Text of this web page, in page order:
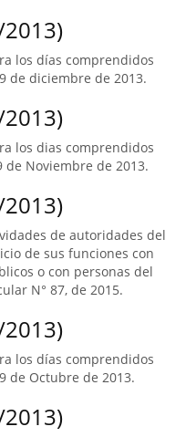
los días comprendidos
de diciembre de 2013.
los dias comprendidos
de Noviembre de 2013.
de autoridades del
de sus funciones con
o con personas del
N° 87, de 2015.
los días comprendidos
de Octubre de 2013.